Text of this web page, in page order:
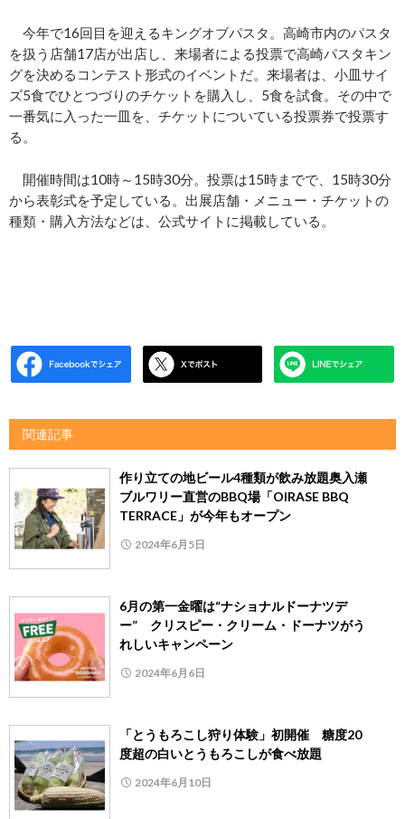
今年で16回目を迎えるキングオブパスタ。高崎市内のパスタ
を扱う店舗17店が出店し、来場者による投票で高崎パスタキン
グを決めるコンテスト形式のイベントだ。来場者は、小皿サイ
ズ5食でひとつづりのチケットを購入し、5食を試食。その中で
一番気に入った一皿を、チケットについている投票券で投票す
る。
開催時間は10時～15時30分。投票は15時までで、15時30分
から表彰式を予定している。出展店舗・メニュー・チケットの
種類・購入方法などは、公式サイトに掲載している。
関連記事
作り立ての地ビール4種類が飲み放題奥入瀬
ブルワリー直営のBBQ場「OIRASE BBQ
TERRACE」が今年もオープン
2024年6月5日
6月の第一金曜は“ナショナルドーナツデ
ー” クリスピー・クリーム・ドーナツがう
れしいキャンペーン
2024年6月6日
「とうもろこし狩り体験」初開催 糖度20
度超の白いとうもろこしが食べ放題
2024年6月10日